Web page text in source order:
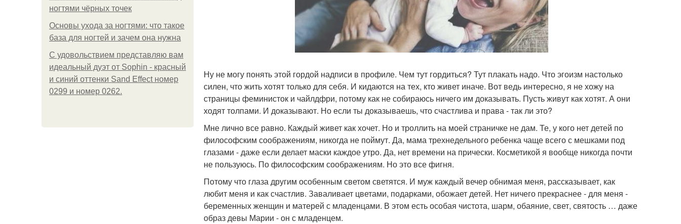
ногтями чёрных точек
Основы ухода за ногтями: что такое
база для ногтей и зачем она нужна
С удовольствием представляю вам
идеальный дуэт от Sophin - красный
и синий оттенки Sand Effect номер
0299 и номер 0262.
Ну не могу понять этой гордой надписи в профиле. Чем тут гордиться? Тут плакать надо. Что эгоизм настолько
силен, что жить хотят только для себя. И кидаются на тех, кто живет иначе. Вот ведь интересно, я не хожу на
страницы феминисток и чайлдфри, потому как не собираюсь ничего им доказывать. Пусть живут как хотят. А они
ходят толпами. И доказывают. Но если ты доказываешь, что счастлива и права - так ли это?
Мне лично все равно. Каждый живет как хочет. Но и троллить на моей страничке не дам. Те, у кого нет детей по
философским соображениям, никогда не поймут. Да, мама трехнедельного ребенка чаще всего с мешками под
глазами - даже если делает маски каждое утро. Да, нет времени на прически. Косметикой я вообще никогда почти
не пользуюсь. По философским соображениям. Но это все фигня.
Потому что глаза другим особенным светом светятся. И муж каждый вечер обнимая меня, рассказывает, как
любит меня и как счастлив. Заваливает цветами, подарками, обожает детей. Нет ничего прекраснее - для меня -
беременных женщин и матерей с младенцами. В этом есть особая чистота, шарм, обаяние, свет, святость … даже
образ девы Марии - он с младенцем.